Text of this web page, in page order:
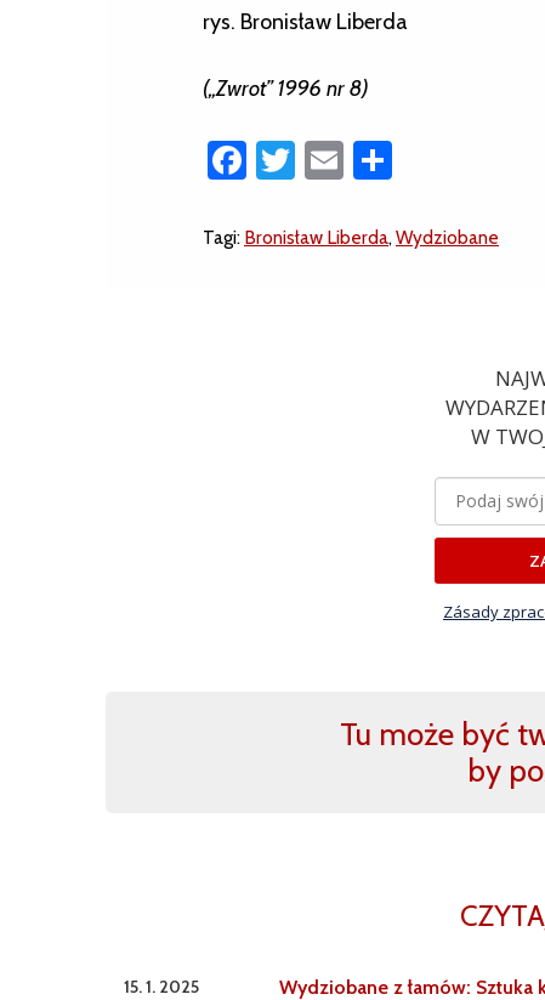
rys. Bronisław Liberda
(„Zwrot” 1996 nr 8)
Facebook
Twitter
Email
Tagi: Bronisław Liberda, Wydziobane
W
Zásady
Tu może być
by
15. 1. 2025 Wydziobane z łamów: Sztuka